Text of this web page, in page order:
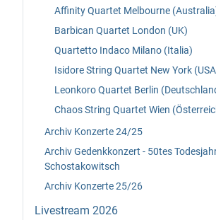
Affinity Quartet Melbourne
Barbican Quartet London (UK)
Quartetto Indaco Milano (Italia)
Isidore String Quartet New York
Leonkoro Quartet Berlin
Chaos String Quartet Wien
Archiv Konzerte 24/25
Archiv Gedenkkonzert - 50tes
Schostakowitsch
Archiv Konzerte 25/26
Livestream 2026